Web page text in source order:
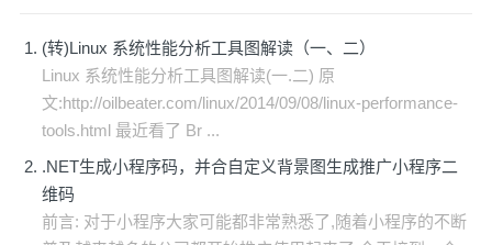
(转)Linux 系统性能分析工具图解读（一、二）
Linux 系统性能分析工具图解读(一.二) 原
文:http://oilbeater.com/linux/2014/09/08/linux-performance-
tools.html 最近看了 Br ...
.NET生成小程序码，并合自定义背景图生成推广小程序二
维码
前言: 对于小程序大家可能都非常熟悉了,随着小程序的不断